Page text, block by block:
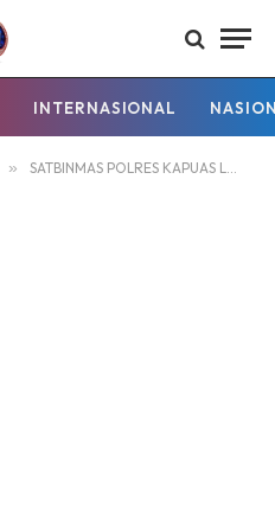
INTERNASIONAL
» SATBINMAS POLRES KAPUAS LAKSANAKAN KEGIATAN KAPUAS BARIGAS AMAN DAN SANANG.